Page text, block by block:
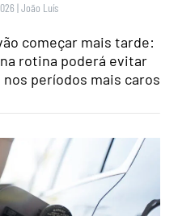
|João Luís
começar mais tarde:
rotina poderá evitar
períodos mais caros